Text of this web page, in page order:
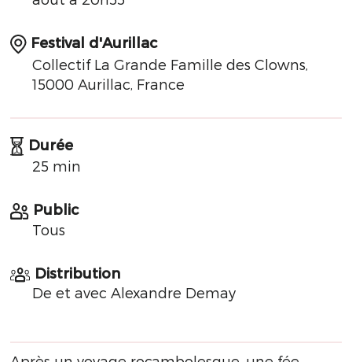
Festival d'Aurillac
Collectif La Grande Famille des Clowns,
15000 Aurillac, France
Durée
25 min
Public
Tous
Distribution
De et avec Alexandre Demay